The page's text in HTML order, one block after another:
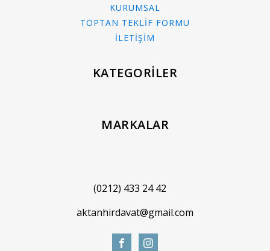
KURUMSAL
TOPTAN TEKLİF FORMU
İLETİŞİM
KATEGORİLER
MARKALAR
(0212) 433 24 42
aktanhirdavat@gmail.com